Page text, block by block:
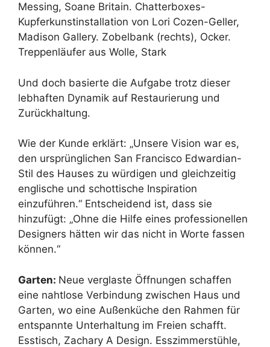
Messing, Soane Britain. Chatterboxes-
Kupferkunstinstallation von Lori Cozen-Geller,
Madison Gallery. Zobelbank (rechts), Ocker.
Treppenläufer aus Wolle, Stark
Und doch basierte die Aufgabe trotz dieser
lebhaften Dynamik auf Restaurierung und
Zurückhaltung.
Wie der Kunde erklärt: „Unsere Vision war es,
den ursprünglichen San Francisco Edwardian-
Stil des Hauses zu würdigen und gleichzeitig
englische und schottische Inspiration
einzuführen.“ Entscheidend ist, dass sie
hinzufügt: „Ohne die Hilfe eines professionellen
Designers hätten wir das nicht in Worte fassen
können.“
Garten: Neue verglaste Öffnungen schaffen
eine nahtlose Verbindung zwischen Haus und
Garten, wo eine Außenküche den Rahmen für
entspannte Unterhaltung im Freien schafft.
Esstisch, Zachary A Design. Esszimmerstühle,